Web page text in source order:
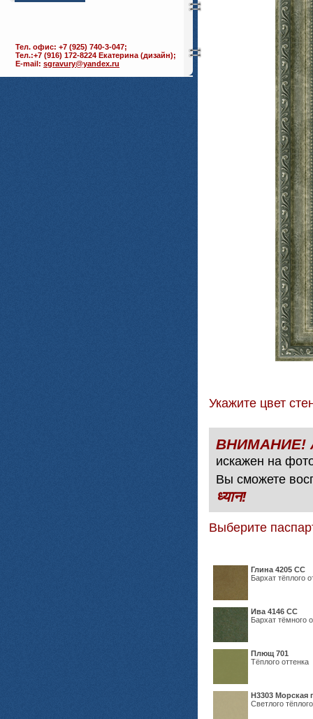
Тел. офис: +7 (925) 740-3-047;
Тел.:+7 (916) 172-8224 Екатерина (дизайн);
E-mail: sgravury@yandex.ru
Укажите цвет
искажен на
Вы сможете
ध्यान!
Выберите
Глина 4205 СС
Бархат тёплого
Ива 4146 СС
Бархат тёмного
Плющ 701
Тёплого оттенка
H3303 Морская
Светлого